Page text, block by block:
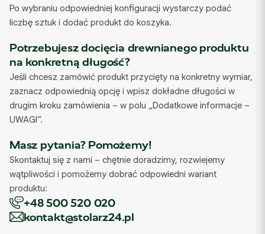
Po wybraniu odpowiedniej konfiguracji wystarczy podać
liczbę sztuk i dodać produkt do koszyka.
Potrzebujesz docięcia drewnianego produktu
na konkretną długość?
Jeśli chcesz zamówić produkt przycięty na konkretny wymiar,
zaznacz odpowiednią opcję i wpisz dokładne długości w
drugim kroku zamówienia – w polu „Dodatkowe informacje –
UWAGI”.
Masz pytania? Pomożemy!
Skontaktuj się z nami – chętnie doradzimy, rozwiejemy
wątpliwości i pomożemy dobrać odpowiedni wariant
produktu:
+48 500 520 020
kontakt@stolarz24.pl